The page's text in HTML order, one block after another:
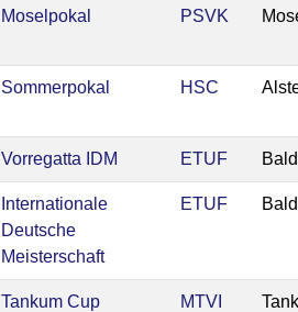
Moselpokal PSVK
Sommerpokal HSC
Vorregatta IDM ETUF
Internationale
Deutsche
Meisterschaft
ETUF
Tankum Cup MTVI